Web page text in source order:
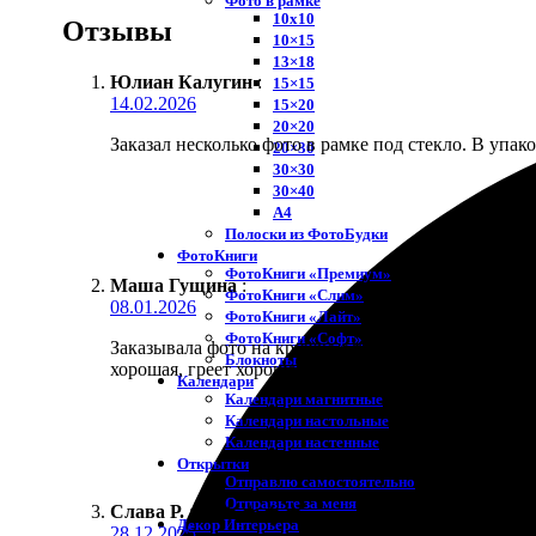
10х10
10×15
13×18
15×15
15×20
20×20
20×30
30×30
30×40
A4
Полоски из ФотоБудки
ФотоКниги
ФотоКниги «Премиум»
ФотоКниги «Слим»
ФотоКниги «Лайт»
ФотоКниги «Софт»
Блокноты
Календари
Календари магнитные
Календари настольные
Календари настенные
Открытки
Отправлю самостоятельно
Отправьте за меня
Декор Интерьера
Отзывы
Юлиан Калугин :
14.02.2026
Заказал несколько фото в рамке под стекло. В
Маша Гущина :
08.01.2026
Заказывала фото на кружке с текстом. Шрифт
хорошая, греет хорошо, надпись не смывается.
Слава Р. : ★ ★ ★ ★